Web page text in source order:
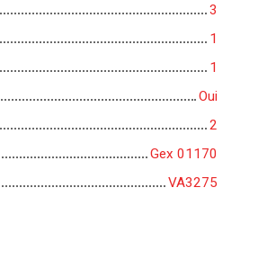
3
1
1
Oui
2
Gex 01170
VA3275